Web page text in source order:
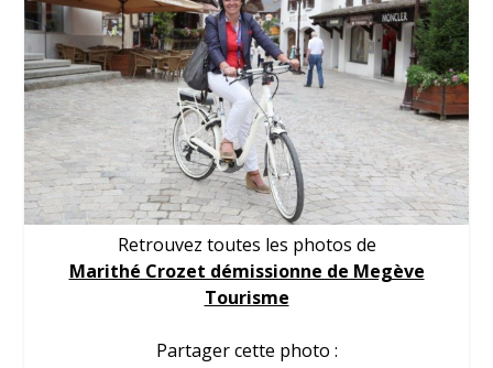
Retrouvez toutes les photos de
Marithé Crozet démissionne de Megève
Tourisme
Partager cette photo :